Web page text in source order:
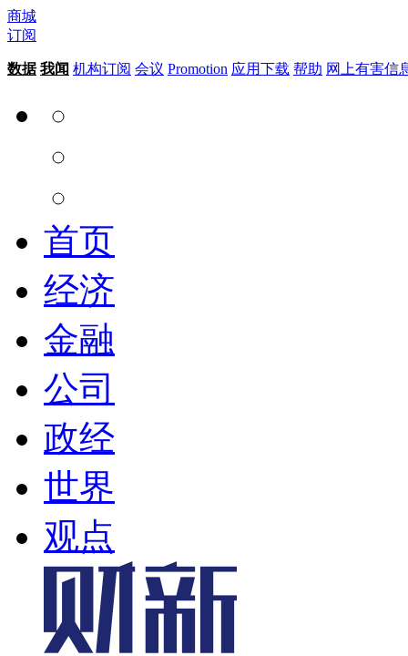
商城
订阅
数据 我闻 机构订阅 会议 Promotion 应用下载 帮助 网上有害信
首页
经济
金融
公司
政经
世界
观点